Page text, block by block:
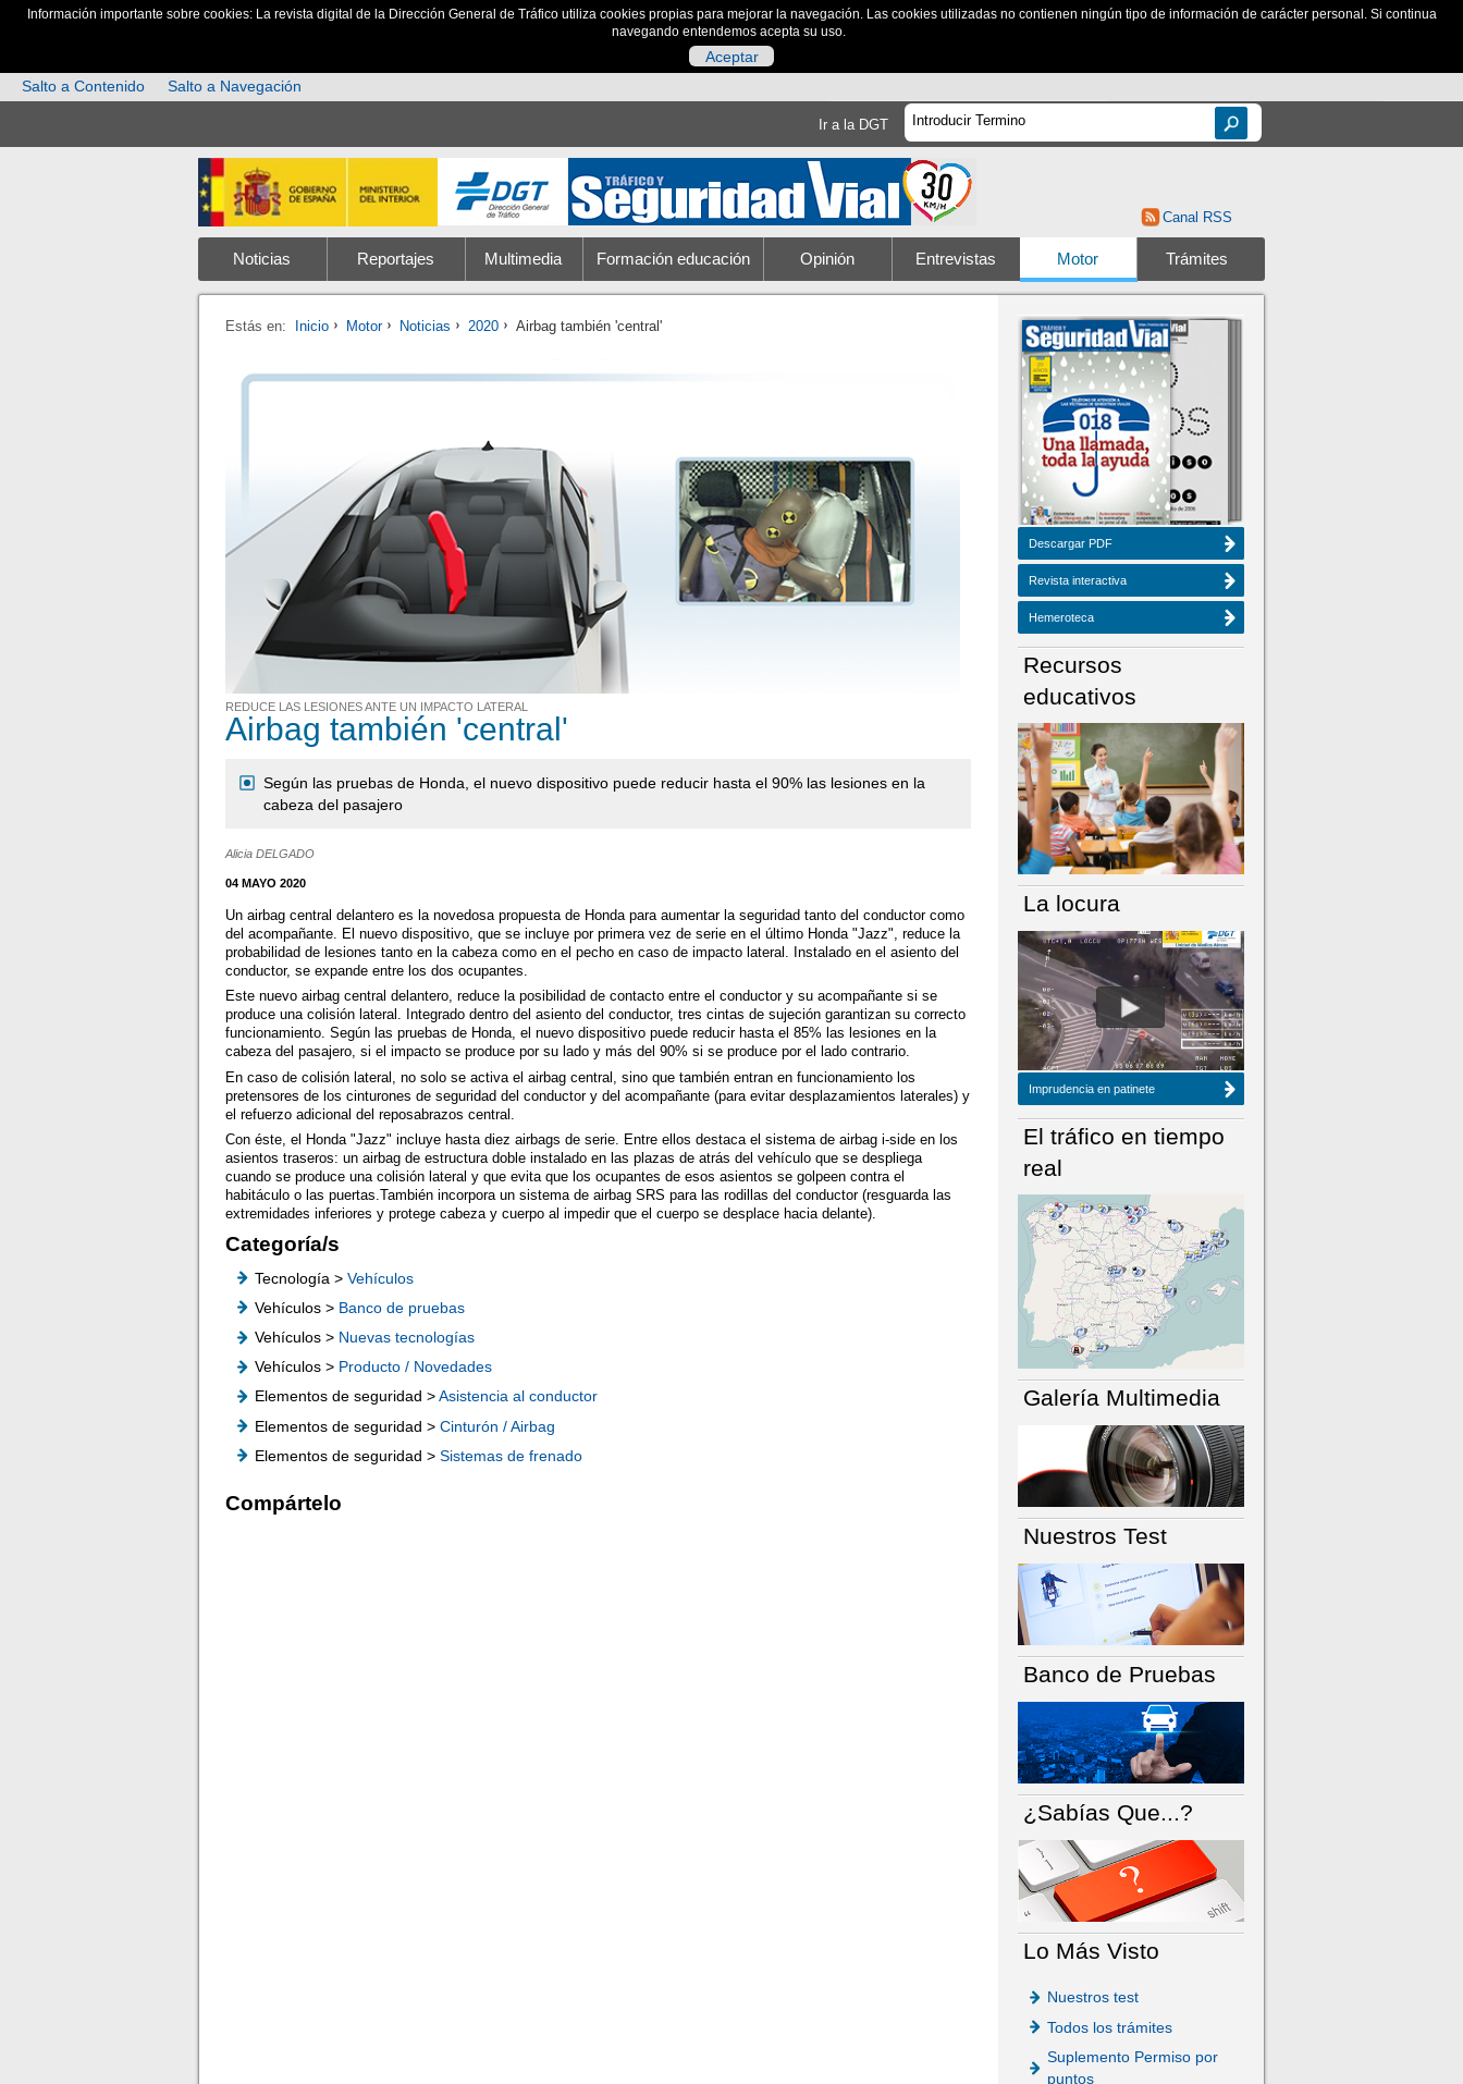
Información importante sobre cookies: La revista digital de la Dirección General de Tráfico utiliza cookies propias para mejorar la navegación. Las cookies utilizadas no contienen ningún tipo de información de carácter personal. Si continua
navegando entendemos acepta su uso.
Aceptar
Salto a Contenido
Salto a Navegación
Ir a la DGT
Canal RSS
Noticias Reportajes Multimedia Formación educación Opinión Entrevistas Motor Trámites
Estás en: Inicio Motor Noticias 2020 Airbag también 'central'
REDUCE LAS LESIONES ANTE UN IMPACTO LATERAL
Airbag también 'central'
Según las pruebas de Honda, el nuevo dispositivo puede reducir hasta el 90% las lesiones en la
cabeza del pasajero
Alicia DELGADO
04 MAYO 2020
Un airbag central delantero es la novedosa propuesta de Honda para aumentar la seguridad tanto del conductor como
del acompañante. El nuevo dispositivo, que se incluye por primera vez de serie en el último Honda "Jazz", reduce la
probabilidad de lesiones tanto en la cabeza como en el pecho en caso de impacto lateral. Instalado en el asiento del
conductor, se expande entre los dos ocupantes.
Este nuevo airbag central delantero, reduce la posibilidad de contacto entre el conductor y su acompañante si se
produce una colisión lateral. Integrado dentro del asiento del conductor, tres cintas de sujeción garantizan su correcto
funcionamiento. Según las pruebas de Honda, el nuevo dispositivo puede reducir hasta el 85% las lesiones en la
cabeza del pasajero, si el impacto se produce por su lado y más del 90% si se produce por el lado contrario.
En caso de colisión lateral, no solo se activa el airbag central, sino que también entran en funcionamiento los
pretensores de los cinturones de seguridad del conductor y del acompañante (para evitar desplazamientos laterales) y
el refuerzo adicional del reposabrazos central.
Con éste, el Honda "Jazz" incluye hasta diez airbags de serie. Entre ellos destaca el sistema de airbag i-side en los
asientos traseros: un airbag de estructura doble instalado en las plazas de atrás del vehículo que se despliega
cuando se produce una colisión lateral y que evita que los ocupantes de esos asientos se golpeen contra el
habitáculo o las puertas.También incorpora un sistema de airbag SRS para las rodillas del conductor (resguarda las
extremidades inferiores y protege cabeza y cuerpo al impedir que el cuerpo se desplace hacia delante).
Categoría/s
Tecnología >Vehículos
Vehículos > Banco de pruebas
Vehículos > Nuevas tecnologías
Vehículos > Producto / Novedades
Elementos de seguridad >Asistencia al conductor
Elementos de seguridad >Cinturón / Airbag
Elementos de seguridad >Sistemas de frenado
Compártelo
NÚMERO ACTUAL HEMEROTECA
Descargar PDF
Revista interactiva
Hemeroteca
Recursos
educativos
La locura
Imprudencia en patinete
El tráfico en tiempo
real
Galería Multimedia
Nuestros Test
Banco de Pruebas
¿Sabías Que...?
Lo Más Visto
Nuestros test
Todos los trámites
Suplemento Permiso por
puntos